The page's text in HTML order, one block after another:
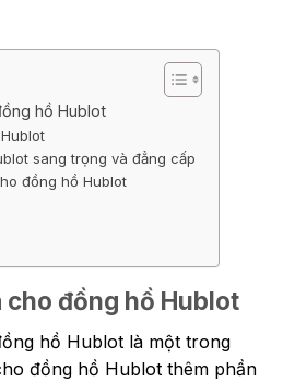
hồ Hublot
sang trọng và đẳng cấp
đồng hồ Hublot
cho đồng hồ Hublot
hồ Hublot là một trong
đồng hồ Hublot thêm phần